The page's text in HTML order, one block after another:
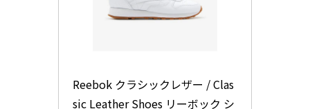
Reebok クラシックレザー / Clas
sic Leather Shoes リーボック シ